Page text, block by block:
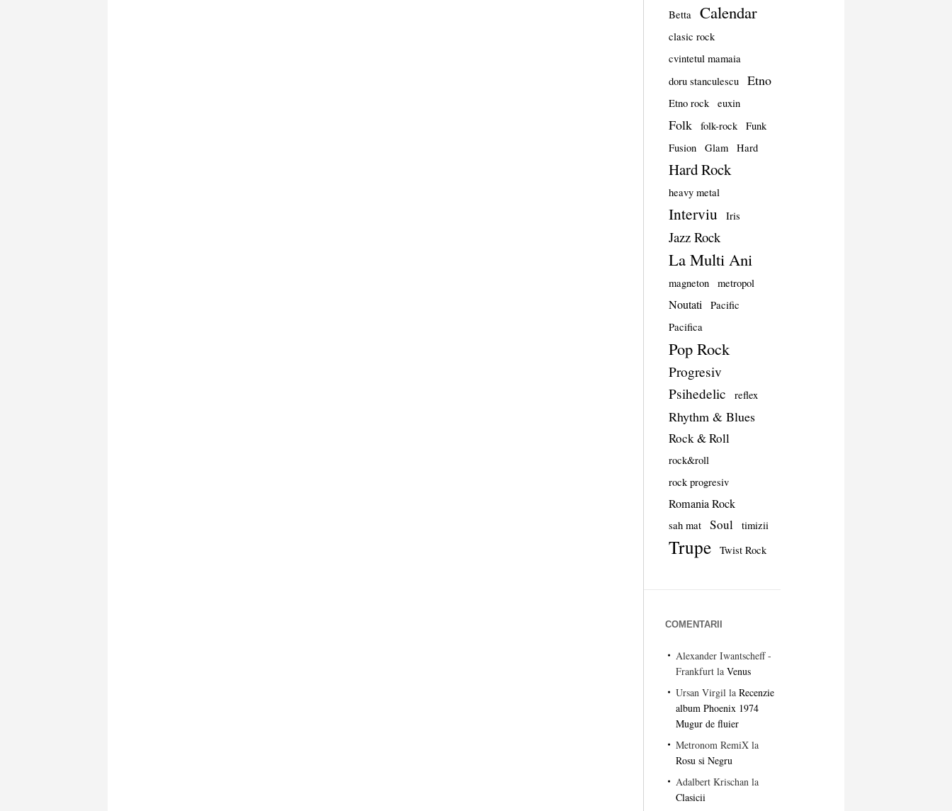
Betta Calendar
clasic rock
cvintetul mamaia
doru stanculescu
Etno
Etno rock euxin
Folk folk-rock
Funk
Fusion
Glam Hard
Hard Rock
heavy metal
Interviu Iris
Jazz Rock
La Multi Ani
magneton metropol
Noutati
Pacific
Pacifica
Pop Rock
Progresiv
Psihedelic
reflex
Rhythm & Blues
Rock & Roll
rock&roll
rock progresiv
Romania Rock
sah mat Soul timizii
Trupe Twist Rock
COMENTARII
Alexander Iwantscheff -
Frankfurtla Venus
Ursan Virgilla Recenzie
album Phoenix 1974
Mugur de fluier
Metronom RemiXla
Rosu si Negru
Adalbert Krischanla
Clasicii